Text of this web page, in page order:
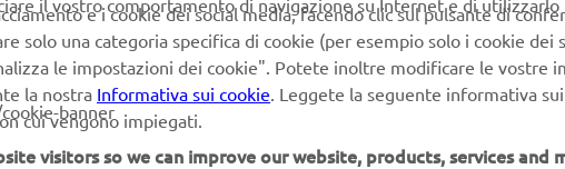
SPORT HERITAGE RANGE
il vostro comportamento di navigazione su Internet e di utilizzarlo
e i cookie dei social media, facendo clic sul pulsante di
solo una categoria specifica di cookie (per esempio solo i cookie dei
le impostazioni dei cookie". Potete inoltre modificare le vostre
la nostra Informativa sui cookie. Leggete la seguente informativa
cui vengono impiegati.
banner
visitors so we can improve our website, products, services and